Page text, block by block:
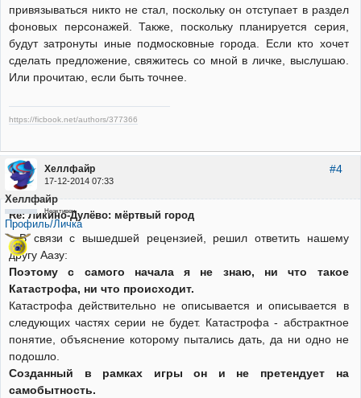
привязываться никто не стал, поскольку он отступает в раздел
фоновых персонажей. Также, поскольку планируется серия,
будут затронуты иные подмосковные города. Если кто хочет
сделать предложение, свяжитесь со мной в личке, выслушаю.
Или прочитаю, если быть точнее.
https://ficbook.net/authors/377366
#4
Хеллфайр
17-12-2014 07:33
Хеллфайр
Неактивен
Профиль/Личка
Re: Ликино-Дулёво: мёртвый город
В связи с вышедшей рецензией, решил ответить нашему
другу Аазу:
Поэтому с самого начала я не знаю, ни что такое
Катастрофа, ни что происходит.
Катастрофа действительно не описывается и описывается в
следующих частях серии не будет. Катастрофа - абстрактное
понятие, объяснение которому пытались дать, да ни одно не
подошло.
Созданный в рамках игры он и не претендует на
самобытность.